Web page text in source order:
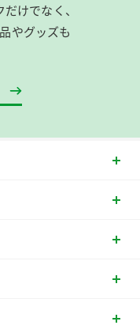
けでなく、
やグッズも